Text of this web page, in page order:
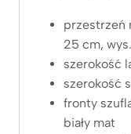
przestrzeń
25 cm,
szerokość
szerokość
fronty
biały mat